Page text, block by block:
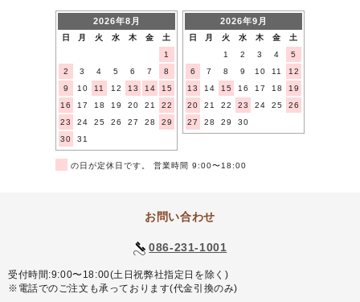
2026年8月
日 月 火 水 木 金
土
1
2
3 4 5 6 7
8
9
10 11 12 13 14
15
16
17 18 19 20 21
22
23
24 25 26 27 28
29
30
31
2026年9月
日 月 火 水 木 金
土
1
2 3 4
5
6
7 8 9 10 11
12
13
14 15 16 17 18
19
20
21 22 23 24 25
26
27
28 29 30
の日が定休日です。 営業時間 9:00〜18:00
お問い合わせ
086-231-1001
受付時間:9:00〜18:00(土日祝弊社指定日を除く)
※電話でのご注文も承っております(代金引換のみ)